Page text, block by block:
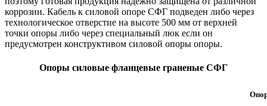
коррозии. Кабель к силовой опоре СФГ подведен либо через
технологическое отверстие на высоте 500 мм от верхней
точки опоры либо через специальный люк если он
предусмотрен конструктивом силовой опоры опоры.
Опоры силовые фланцевые граненые СФГ